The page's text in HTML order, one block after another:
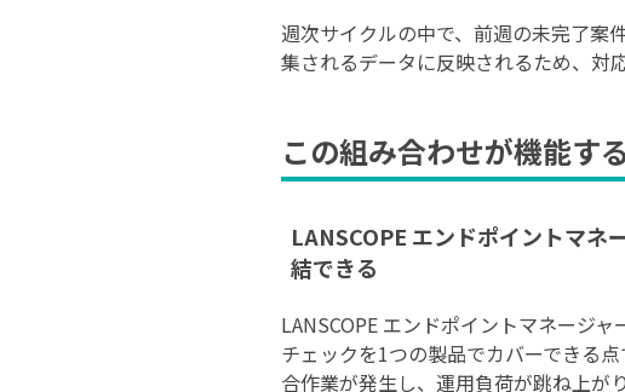
週次サイクルの中で、前週の未完了案
集されるデータに反映されるため、対
この組み合わせが機能す
LANSCOPE エンドポイントマネ
結できる
LANSCOPE エンドポイントマネージ
チェックを1つの製品でカバーできる
合作業が発生し、運用負荷が跳ね上が